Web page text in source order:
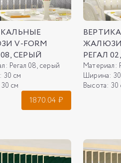
V-FORM
СЕРЫЙ
Регал 08, серый
30 см
30 см
1870.04 ₽
ЖАЛЮЗИ
РЕГАЛ
Материал:
Ширина:
Высота: 30